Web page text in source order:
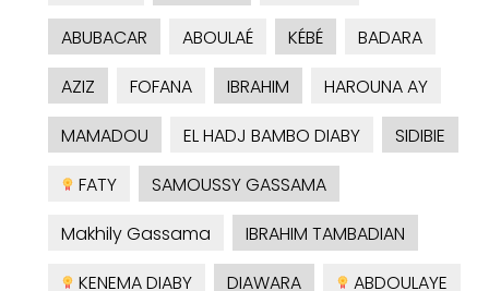
ABUBACAR
ABOULAÉ KÉBÉ
BADARA
AZIZ
FOFANA IBRAHIM
HAROUNA AY
MAMADOU
EL HADJ BAMBO DIABY
SIDIBIE
FATY
SAMOUSSY GASSAMA
Makhily Gassama
IBRAHIM TAMBADIAN
KENEMA DIABY
DIAWARA
ABDOULAYE